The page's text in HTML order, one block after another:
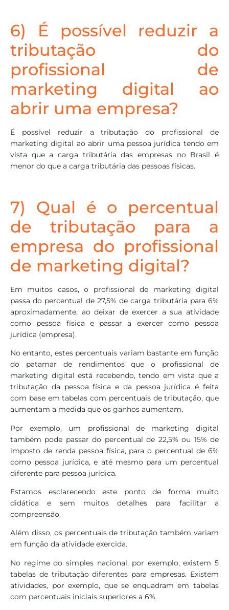
6) É possível reduzir a
tributação do
profissional de
marketing digital ao
abrir uma empresa?
É possível reduzir a tributação do profissional de
marketing digital ao abrir uma pessoa jurídica tendo em
vista que a carga tributária das empresas no Brasil é
menor do que a carga tributária das pessoas físicas.
7) Qual é o percentual
de tributação para a
empresa do profissional
de marketing digital?
Em muitos casos, o profissional de marketing digital
passa do percentual de 27,5% de carga tributária para 6%
aproximadamente, ao deixar de exercer a sua atividade
como pessoa física e passar a exercer como pessoa
jurídica (empresa).
No entanto, estes percentuais variam bastante em função
do patamar de rendimentos que o profissional de
marketing digital está recebendo, tendo em vista que a
tributação da pessoa física e da pessoa jurídica é feita
com base em tabelas com percentuais de tributação, que
aumentam a medida que os ganhos aumentam.
Por exemplo, um profissional de marketing digital
também pode passar do percentual de 22,5% ou 15% de
imposto de renda pessoa física, para o percentual de 6%
como pessoa jurídica, e até mesmo para um percentual
diferente para pessoa jurídica.
Estamos esclarecendo este ponto de forma muito
didática e sem muitos detalhes para facilitar a
compreensão.
Além disso, os percentuais de tributação também variam
em função da atividade exercida.
No regime do simples nacional, por exemplo, existem 5
tabelas de tributação diferentes para empresas. Existem
atividades, por exemplo, que se enquadram em tabelas
com percentuais iniciais superiores a 6%.